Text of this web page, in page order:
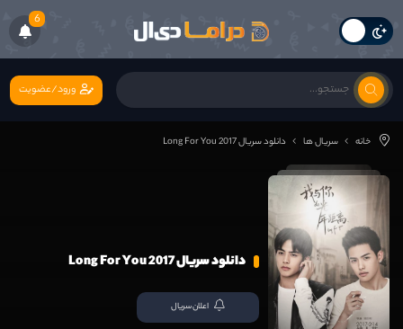
6
ورود/عضویت
خانه سریال ها دانلود سریال Long For You 2017
دانلود سریال Long For You 2017
اعلان سریال